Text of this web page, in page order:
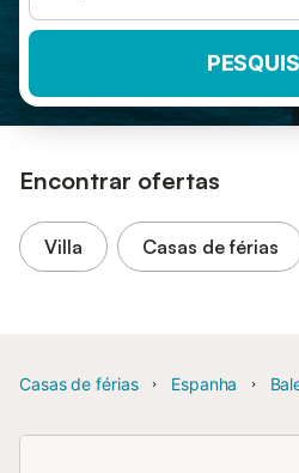
Encontrar ofertas
Villa Casas de férias
Casas de férias Espanha